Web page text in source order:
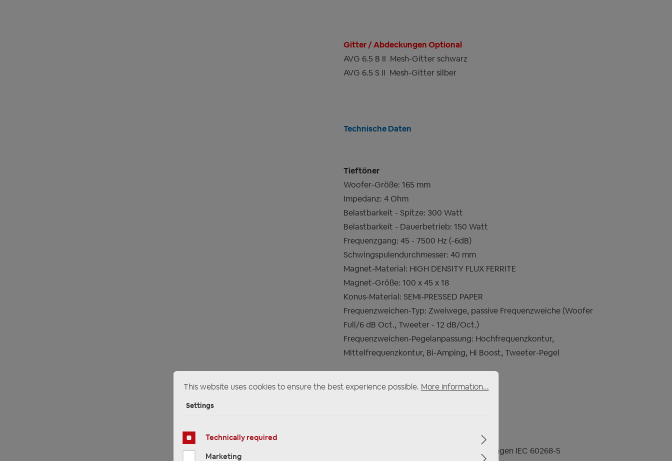
Gitter / Abdeckungen Optional
AVG 6.5 B II Mesh-Gitter schwarz
AVG 6.5 S II Mesh-Gitter silber
Technische Daten
Tieftöner
Woofer-Größe: 165 mm
Impedanz: 4 Ohm
Belastbarkeit - Spitze: 300 Watt
Belastbarkeit - Dauerbetrieb: 150 Watt
Frequenzgang: 45 - 7500 Hz (-6dB)
Schwingspulendurchmesser: 40 mm
Magnet-Material: HIGH DENSITY FLUX FERRITE
Magnet-Größe: 100 x 45 x 18
Konus-Material: SEMI-PRESSED PAPER
Frequenzweichen-Typ: Zweiwege, passive Frequenzweiche (Woofer
Full/6 dB Oct., Tweeter - 12 dB/Oct.)
Frequenzweichen-Pegelanpassung: Hochfrequenzkontur,
Mittelfrequenzkontur, Bi-Amping, Hi Boost, Tweeter-Pegel
Entspricht HiRes Audio JAS, Testbedingungen IEC 60268-5
This website uses cookies to ensure the best experience possible. More information...
Settings
Technically required
Marketing